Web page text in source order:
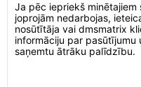
Ja pēc iepriekš minētajiem
joprojām nedarbojas,
nosūtītāja vai dmsmatrix
informāciju par pasūtījumu
saņemtu ātrāku palīdzību.